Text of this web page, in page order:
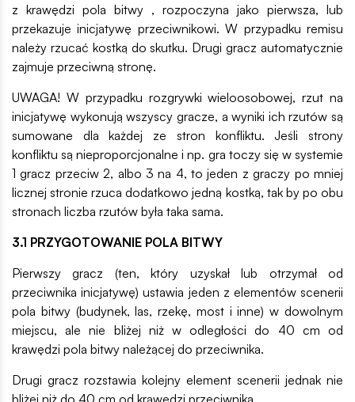
z krawędzi pola bitwy , rozpoczyna jako pierwsza, lub
przekazuje inicjatywę przeciwnikowi. W przypadku remisu
należy rzucać kostką do skutku. Drugi gracz automatycznie
zajmuje przeciwną stronę.
UWAGA! W przypadku rozgrywki wieloosobowej, rzut na
inicjatywę wykonują wszyscy gracze, a wyniki ich rzutów są
sumowane dla każdej ze stron konfliktu. Jeśli strony
konfliktu są nieproporcjonalne i np. gra toczy się w systemie
1 gracz przeciw 2, albo 3 na 4, to jeden z graczy po mniej
licznej stronie rzuca dodatkowo jedną kostką, tak by po obu
stronach liczba rzutów była taka sama.
3.1 PRZYGOTOWANIE POLA BITWY
Pierwszy gracz (ten, który uzyskał lub otrzymał od
przeciwnika inicjatywę) ustawia jeden z elementów scenerii
pola bitwy (budynek, las, rzekę, most i inne) w dowolnym
miejscu, ale nie bliżej niż w odległości do 40 cm od
krawędzi pola bitwy należącej do przeciwnika.
Drugi gracz rozstawia kolejny element scenerii jednak nie